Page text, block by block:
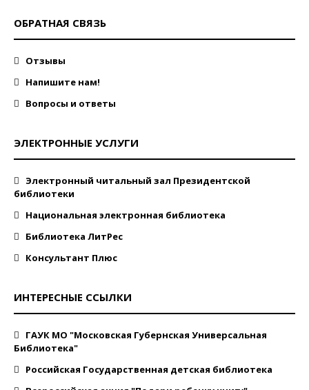
ОБРАТНАЯ СВЯЗЬ
Отзывы
Напишите нам!
Вопросы и ответы
ЭЛЕКТРОННЫЕ УСЛУГИ
Электронный читальный зал Президентской
библиотеки
Национальная электронная библиотека
Библиотека ЛитРес
Консультант Плюс
ИНТЕРЕСНЫЕ ССЫЛКИ
ГАУК МО "Московская Губернская Универсальная
Библиотека"
Российская Государственная детская библиотека